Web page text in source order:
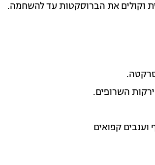
וקולים את הברוסקטות עד להשחמה.
השרופים.
וענבים קפואים